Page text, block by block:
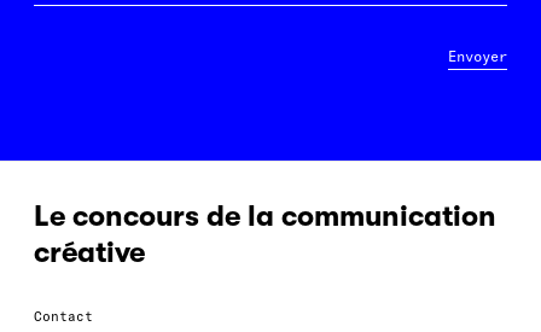
Envoyer
Le concours de la communication
créative
Contact